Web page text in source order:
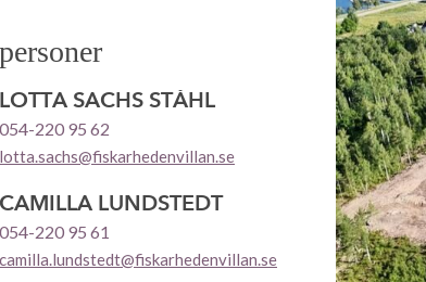
LOTTA SACHS STÅHL
054-220 95 62
lotta.sachs@fiskarhedenvillan.se
CAMILLA LUNDSTEDT
054-220 95 61
camilla.lundstedt@fiskarhedenvillan.se